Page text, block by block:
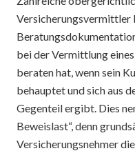
Versicherungsvermittler
bei der Vermittlung
beraten hat, wenn sein
behauptet und sich aus
Gegenteil ergibt. Dies
Beweislast“, denn
Versicherungsnehmer